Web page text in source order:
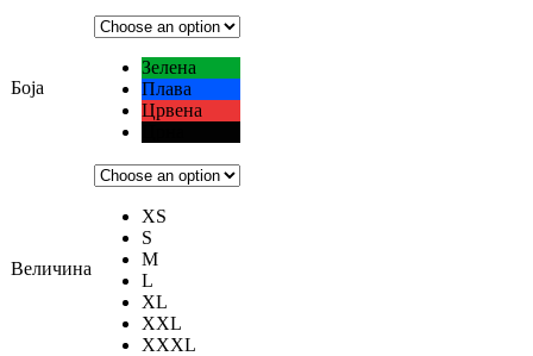
Боја
Зелена
Плава
Црвена
Величина
XS
S
M
L
XL
XXL
XXXL